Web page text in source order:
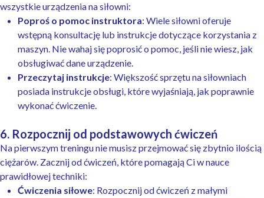
wszystkie urządzenia na siłowni:
Poproś o pomoc instruktora: Wiele siłowni oferuje
wstępną konsultację lub instrukcje dotyczące korzystania z
maszyn. Nie wahaj się poprosić o pomoc, jeśli nie wiesz, jak
obsługiwać dane urządzenie.
Przeczytaj instrukcje: Większość sprzętu na siłowniach
posiada instrukcje obsługi, które wyjaśniają, jak poprawnie
wykonać ćwiczenie.
6. Rozpocznij od podstawowych ćwiczeń
Na pierwszym treningu nie musisz przejmować się zbytnio ilością
ciężarów. Zacznij od ćwiczeń, które pomagają Ci w nauce
prawidłowej techniki:
Ćwiczenia siłowe: Rozpocznij od ćwiczeń z małymi